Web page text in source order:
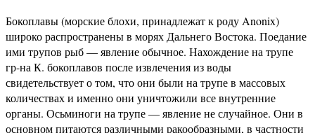
Бокоплавы (морские блохи, принадлежат к роду Anonix)
широко распространены в морях Дальнего Востока. Поедание
ими трупов рыб — явление обычное. Нахождение на трупе
гр-на К. бокоплавов после извлечения из воды
свидетельствует о том, что они были на трупе в массовых
количествах и именно они уничтожили все внутренние
органы. Осьминоги на трупе — явление не случайное. Они в
основном питаются различными ракообразными, в частности